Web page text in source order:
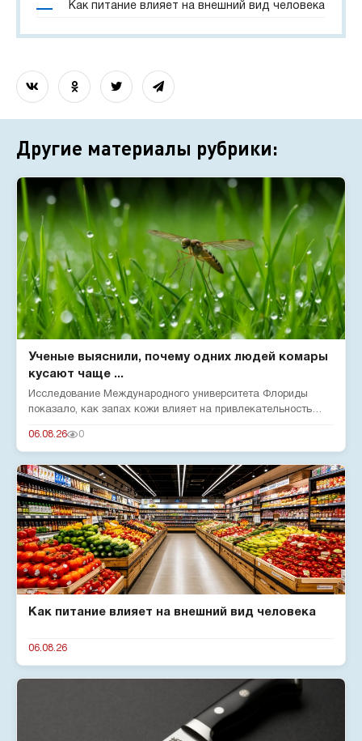
Как питание влияет на внешний вид человека
Другие материалы рубрики:
Ученые выяснили, почему одних людей комары
кусают чаще ...
Исследование Международного университета Флориды
показало, как запах кожи влияет на привлекательность
06.08.26 0
Как питание влияет на внешний вид человека
06.08.26